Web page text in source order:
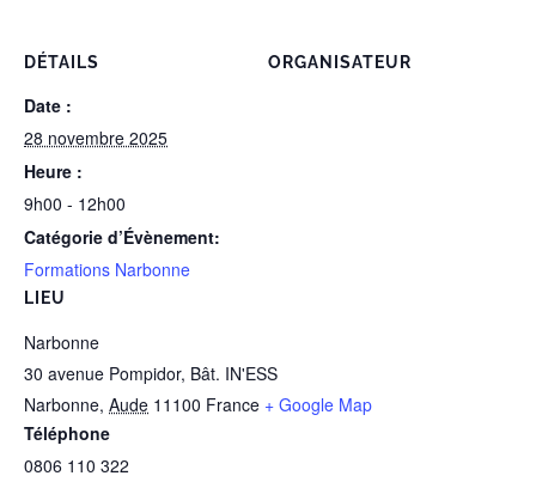
DÉTAILS
Date :
28 novembre 2025
Heure :
9h00 - 12h00
Catégorie d’Évènement:
Formations Narbonne
LIEU
Narbonne
30 avenue Pompidor, Bât. IN'ESS
Narbonne, Aude 11100 France + Google Map
Téléphone
0806 110 322
ORGANISATEUR